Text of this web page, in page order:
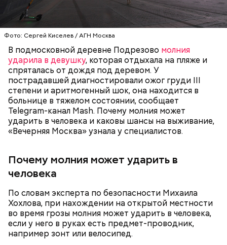
Фото: Сергей Киселев / АГН Москва
В подмосковной деревне Подрезово молния
ударила в девушку, которая отдыхала на пляже и
спряталась от дождя под деревом. У
пострадавшей диагностировали ожог груди III
степени и аритмогенный шок, она находится в
больнице в тяжелом состоянии, сообщает
Telegram-канал Mash. Почему молния может
ударить в человека и каковы шансы на выживание,
«Вечерняя Москва» узнала у специалистов.
Почему молния может ударить в
человека
По словам эксперта по безопасности Михаила
Хохлова, при нахождении на открытой местности
во время грозы молния может ударить в человека,
если у него в руках есть предмет-проводник,
например зонт или велосипед.
Помидоры черри — 5 шт.
Базилик зеленый — 1 веточка.
Оливковое масло — 15 мл.
Чеснок — 3 зубчика.
Сметана — 1 ст. ложка.
Соль и перец — по вкусу.
Готовим:
Необходимо очистить и нарезать чеснок
на тонкие слайсы и обжарить его на разогретой
сковороде с оливковым маслом до золотистого
цвета. Далее грудку нарезать на небольшие
кусочки и добавить к маслу с чесноком. После того
как курица поджарится, добавить в сковороду
кабачок, нарезанный треугольниками.
подготовке к Пасхе и имеет глубокий
символический смысл. Как появилась эта традиция
ичто означают